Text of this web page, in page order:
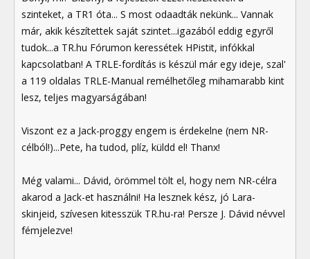
szinteket, a TR1 óta... S most odaadták nekünk... Vannak
már, akik készítettek saját szintet...igazából eddig egyről
tudok...a TR.hu Fórumon keressétek HPistit, infókkal
kapcsolatban! A TRLE-fordítás is készül már egy ideje, szal'
a 119 oldalas TRLE-Manual remélhetőleg mihamarabb kint
lesz, teljes magyarságában!
Viszont ez a Jack-proggy engem is érdekelne (nem NR-
célból!)...Pete, ha tudod, plíz, küldd el! Thanx!
Még valami... Dávid, örömmel tölt el, hogy nem NR-célra
akarod a Jack-et használni! Ha lesznek kész, jó Lara-
skinjeid, szívesen kitesszük TR.hu-ra! Persze J. Dávid névvel
fémjelezve!